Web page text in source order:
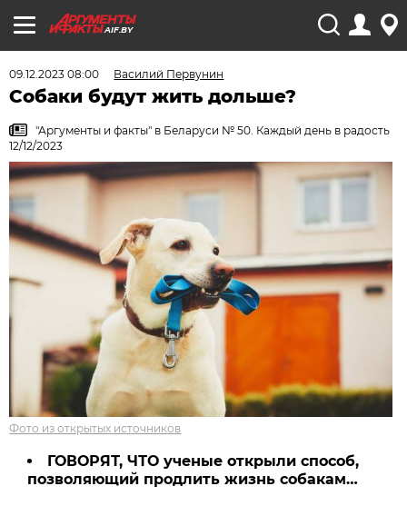
AIF.BY
09.12.2023 08:00 Василий Первунин
Собаки будут жить дольше?
"Аргументы и факты" в Беларуси № 50. Каждый день в радость
12/12/2023
Фото из открытых источников
ГОВОРЯТ, ЧТО ученые открыли способ,
позволяющий продлить жизнь собакам…